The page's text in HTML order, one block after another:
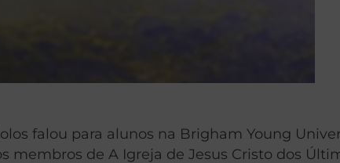
falou para alunos na Brigham Young
de A Igreja de Jesus Cristo dos